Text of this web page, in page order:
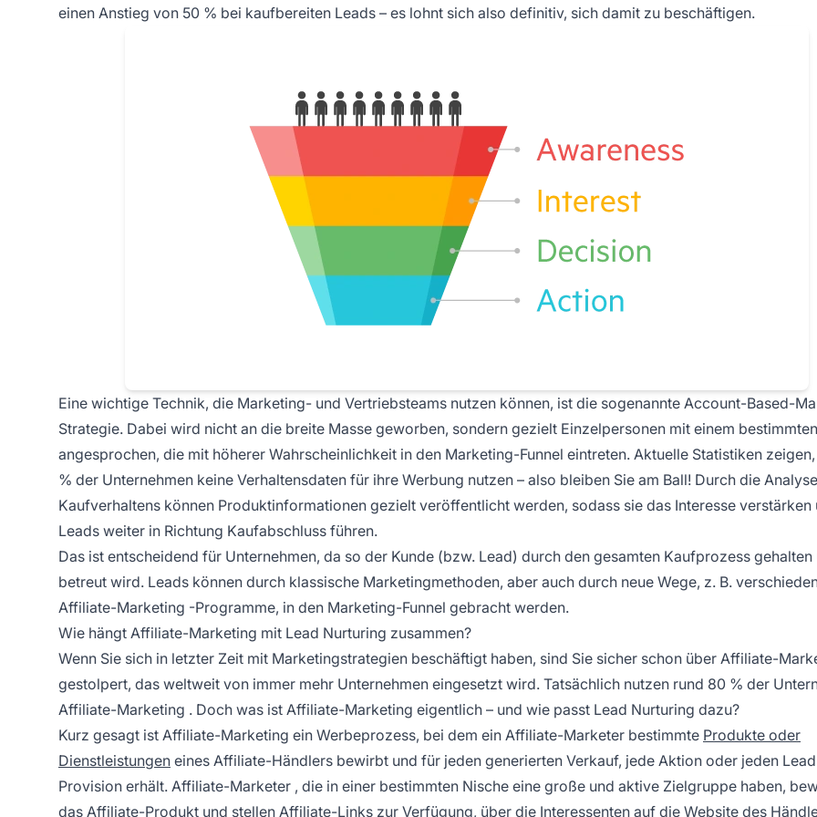
einen Anstieg von 50 % bei kaufbereiten Leads – es lohnt sich also definitiv, sich damit zu beschäftigen.
Eine wichtige Technik, die Marketing- und Vertriebsteams nutzen können, ist die sogenannte Account-Based-
Strategie. Dabei wird nicht an die breite Masse geworben, sondern gezielt Einzelpersonen mit einem
angesprochen, die mit höherer Wahrscheinlichkeit in den Marketing-Funnel eintreten. Aktuelle Statistiken
% der Unternehmen keine Verhaltensdaten für ihre Werbung nutzen – also bleiben Sie am Ball! Durch die
Kaufverhaltens können Produktinformationen gezielt veröffentlicht werden, sodass sie das Interesse verstärken
Leads weiter in Richtung Kaufabschluss führen.
Das ist entscheidend für Unternehmen, da so der Kunde (bzw. Lead) durch den gesamten Kaufprozess gehalten
betreut wird. Leads können durch klassische Marketingmethoden, aber auch durch neue Wege, z. B.
Affiliate-Marketing -Programme, in den Marketing-Funnel gebracht werden.
Wie hängt Affiliate-Marketing mit Lead Nurturing zusammen?
Wenn Sie sich in letzter Zeit mit Marketingstrategien beschäftigt haben, sind Sie sicher schon über Affiliate-
gestolpert, das weltweit von immer mehr Unternehmen eingesetzt wird. Tatsächlich nutzen rund 80 % der
Affiliate-Marketing . Doch was ist Affiliate-Marketing eigentlich – und wie passt Lead Nurturing dazu?
Kurz gesagt ist Affiliate-Marketing ein Werbeprozess, bei dem ein Affiliate-Marketer bestimmte Produkte oder
Dienstleistungen eines Affiliate-Händlers bewirbt und für jeden generierten Verkauf, jede Aktion oder jeden
Provision erhält. Affiliate-Marketer , die in einer bestimmten Nische eine große und aktive Zielgruppe haben,
das Affiliate-Produkt und stellen Affiliate-Links zur Verfügung, über die Interessenten auf die Website des